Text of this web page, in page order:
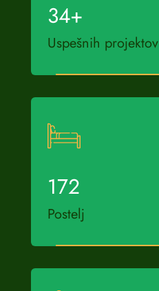
34+
Uspešnih projektov
172
Postelj